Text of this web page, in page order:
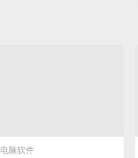
电脑软件